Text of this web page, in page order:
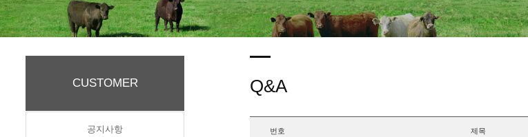
CUSTOMER
공지사항
Q&A
번호 제목